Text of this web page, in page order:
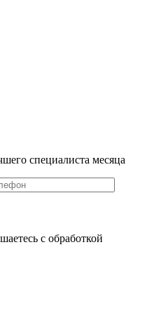
специалиста месяца
с обработкой